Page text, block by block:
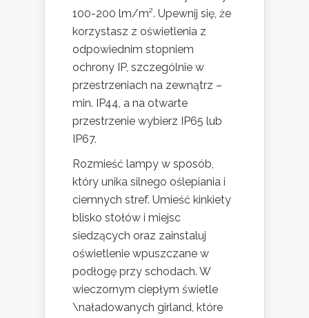
100-200 lm/m². Upewnij się, że
korzystasz z oświetlenia z
odpowiednim stopniem
ochrony IP, szczególnie w
przestrzeniach na zewnątrz –
min. IP44, a na otwarte
przestrzenie wybierz IP65 lub
IP67.
Rozmieść lampy w sposób,
który unika silnego oślepiania i
ciemnych stref. Umieść kinkiety
blisko stołów i miejsc
siedzących oraz zainstaluj
oświetlenie wpuszczane w
podłogę przy schodach. W
wieczornym ciepłym świetle
\naładowanych girland, które